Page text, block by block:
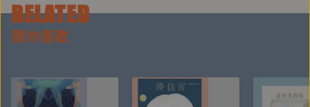
RELATED
猜你喜歡